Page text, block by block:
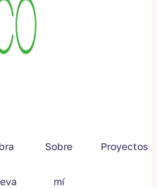
Sobre
mí
Proyectos